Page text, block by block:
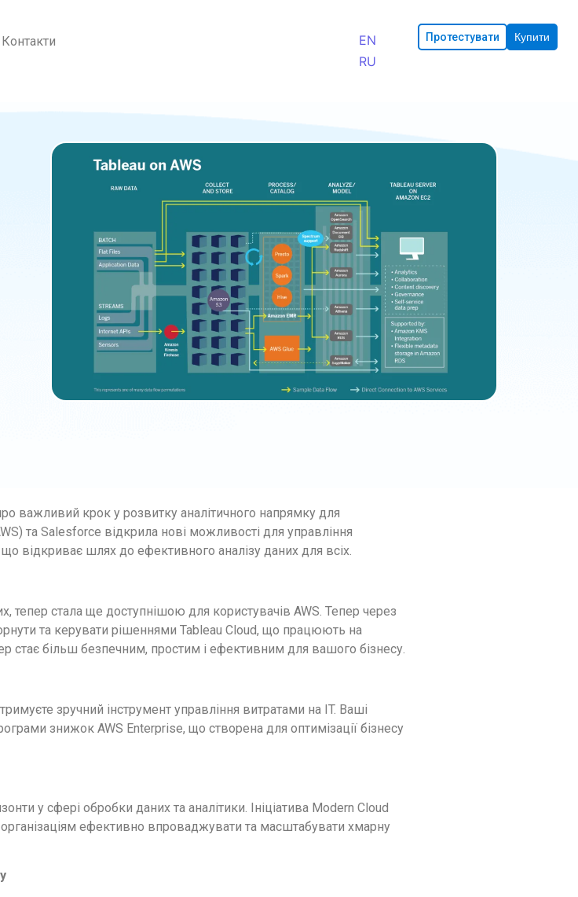
Контакти Протестувати Купити
важливий крок у розвитку аналітичного напрямку для
та Salesforce відкрила нові можливості для управління
відкриває шлях до ефективного аналізу даних для всіх.
тепер стала ще доступнішою для користувачів AWS. Тепер через
та керувати рішеннями Tableau Cloud, що працюють на
стає більш безпечним, простим і ефективним для вашого бізнесу.
зручний інструмент управління витратами на IT. Ваші
знижок AWS Enterprise, що створена для оптимізації бізнесу
у сфері обробки даних та аналітики. Ініціатива Modern Cloud
ефективно впроваджувати та масштабувати хмарну